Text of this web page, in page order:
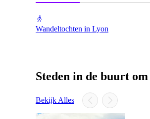
Wandeltochten in Lyon
Steden in de buurt
Bekijk Alles